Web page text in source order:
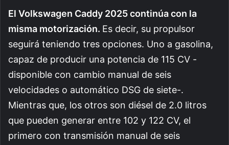
El Volkswagen Caddy 2025 continúa con la
misma motorización. Es decir, su propulsor
seguirá teniendo tres opciones. Uno a gasolina,
capaz de producir una potencia de 115 CV -
disponible con cambio manual de seis
velocidades o automático DSG de siete-.
Mientras que, los otros son diésel de 2.0 litros
que pueden generar entre 102 y 122 CV, el
primero con transmisión manual de seis